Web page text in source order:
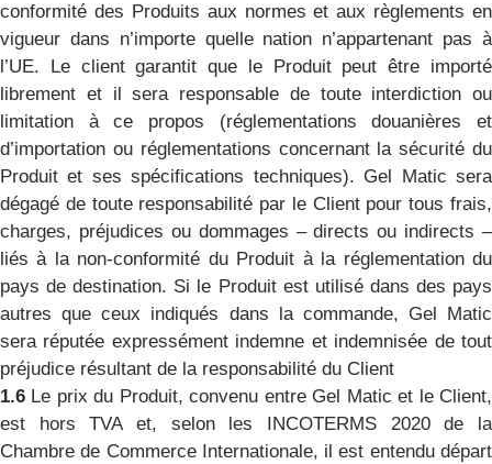
conformité des Produits aux normes et aux règlements en
vigueur dans n’importe quelle nation n’appartenant pas à
l’UE. Le client garantit que le Produit peut être importé
librement et il sera responsable de toute interdiction ou
limitation à ce propos (réglementations douanières et
d’importation ou réglementations concernant la sécurité du
Produit et ses spécifications techniques). Gel Matic sera
dégagé de toute responsabilité par le Client pour tous frais,
charges, préjudices ou dommages – directs ou indirects –
liés à la non-conformité du Produit à la réglementation du
pays de destination. Si le Produit est utilisé dans des pays
autres que ceux indiqués dans la commande, Gel Matic
sera réputée expressément indemne et indemnisée de tout
préjudice résultant de la responsabilité du Client
1.6 Le prix du Produit, convenu entre Gel Matic et le Client,
est hors TVA et, selon les INCOTERMS 2020 de la
Chambre de Commerce Internationale, il est entendu départ